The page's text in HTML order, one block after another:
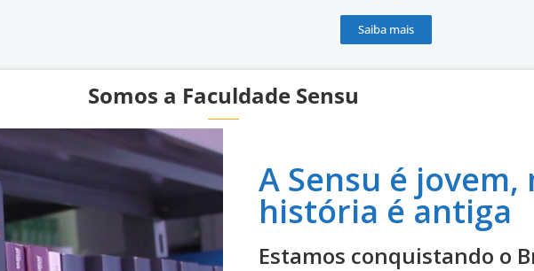
Saiba mais
Somos a Faculdade Sensu
A Sensu é jovem,
história é antiga
Estamos conquistando o